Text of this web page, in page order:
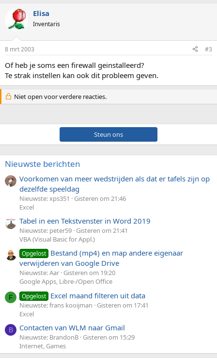
Elisa
Inventaris
8 mrt 2003 #3
Of heb je soms een firewall geinstalleerd?
Te strak instellen kan ook dit probleem geven.
Niet open voor verdere reacties.
Steun ons
Nieuwste berichten
Voorkomen van meer wedstrijden als dat er tafels zijn op
dezelfde speeldag
Nieuwste: xps351
Gisteren om 21:46
Excel
Tabel in een Tekstvenster in Word 2019
Nieuwste: peter59 Gisteren om 21:41
VBA (Visual Basic for Appl.)
Opgelost Bestand (mp4) en map andere eigenaar
verwijderen van Google Drive
Nieuwste: Aar Gisteren om 19:20
Google Apps, Libre-/Open Office
F Opgelost Excel maand filteren uit data
Nieuwste: frans kooijman
Gisteren om 17:41
Excel
B Contacten van WLM naar Gmail
Nieuwste: BrandonB Gisteren om 15:29
Internet, Games